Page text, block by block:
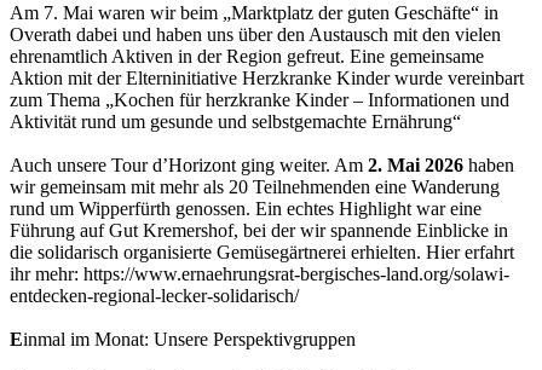
Am 7. Mai waren wir beim „Marktplatz der guten Geschäfte“ in
Overath dabei und haben uns über den Austausch mit den vielen
ehrenamtlich Aktiven in der Region gefreut. Eine gemeinsame
Aktion mit der Elterninitiative Herzkranke Kinder wurde vereinbart
zum Thema „Kochen für herzkranke Kinder – Informationen und
Aktivität rund um gesunde und selbstgemachte Ernährung“
Auch unsere Tour d’Horizont ging weiter. Am 2. Mai 2026 haben
wir gemeinsam mit mehr als 20 Teilnehmenden eine Wanderung
rund um Wipperfürth genossen. Ein echtes Highlight war eine
Führung auf Gut Kremershof, bei der wir spannende Einblicke in
die solidarisch organisierte Gemüsegärtnerei erhielten. Hier erfahrt
ihr mehr: https://www.ernaehrungsrat-bergisches-land.org/solawi-
entdecken-regional-lecker-solidarisch/
Einmal im Monat: Unsere Perspektivgruppen